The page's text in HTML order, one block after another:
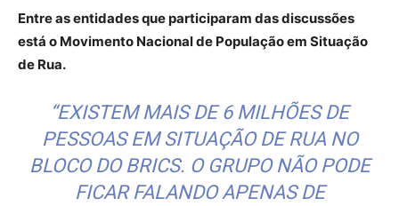
Entre as entidades que participaram das discussões
está o Movimento Nacional de População em Situação
de Rua.
“EXISTEM MAIS DE 6 MILHÕES DE
PESSOAS EM SITUAÇÃO DE RUA NO
BLOCO DO BRICS. O GRUPO NÃO PODE
FICAR FALANDO APENAS DE